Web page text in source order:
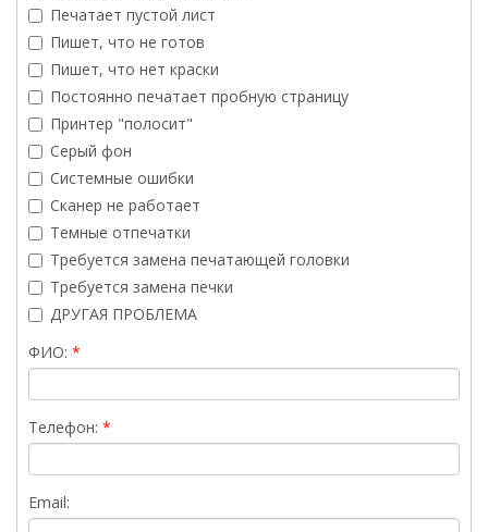
Печатает пустой лист
Пишет, что не готов
Пишет, что нет краски
Постоянно печатает пробную страницу
Принтер "полосит"
Серый фон
Системные ошибки
Сканер не работает
Темные отпечатки
Требуется замена печатающей головки
Требуется замена печки
ДРУГАЯ ПРОБЛЕМА
ФИО:
Телефон:
Email: